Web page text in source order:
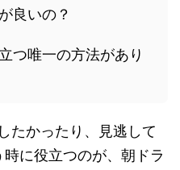
良いの？
つ唯一の方法があり
たかったり、見逃して
に役立つのが、朝ドラ